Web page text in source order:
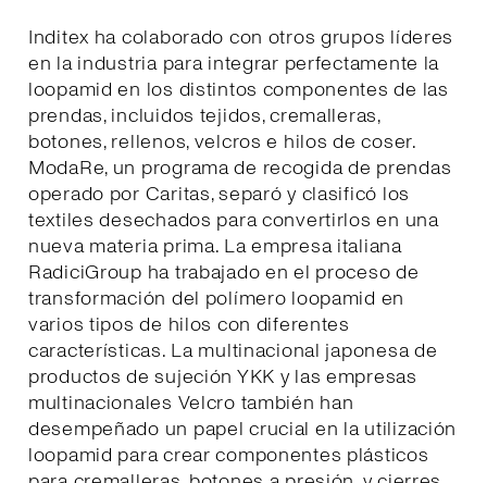
Inditex ha colaborado con otros grupos líderes
en la industria para integrar perfectamente la
loopamid en los distintos componentes de las
prendas, incluidos tejidos, cremalleras,
botones, rellenos, velcros e hilos de coser.
ModaRe, un programa de recogida de prendas
operado por Caritas, separó y clasificó los
textiles desechados para convertirlos en una
nueva materia prima. La empresa italiana
RadiciGroup ha trabajado en el proceso de
transformación del polímero loopamid en
varios tipos de hilos con diferentes
características. La multinacional japonesa de
productos de sujeción YKK y las empresas
multinacionales Velcro también han
desempeñado un papel crucial en la utilización
loopamid para crear componentes plásticos